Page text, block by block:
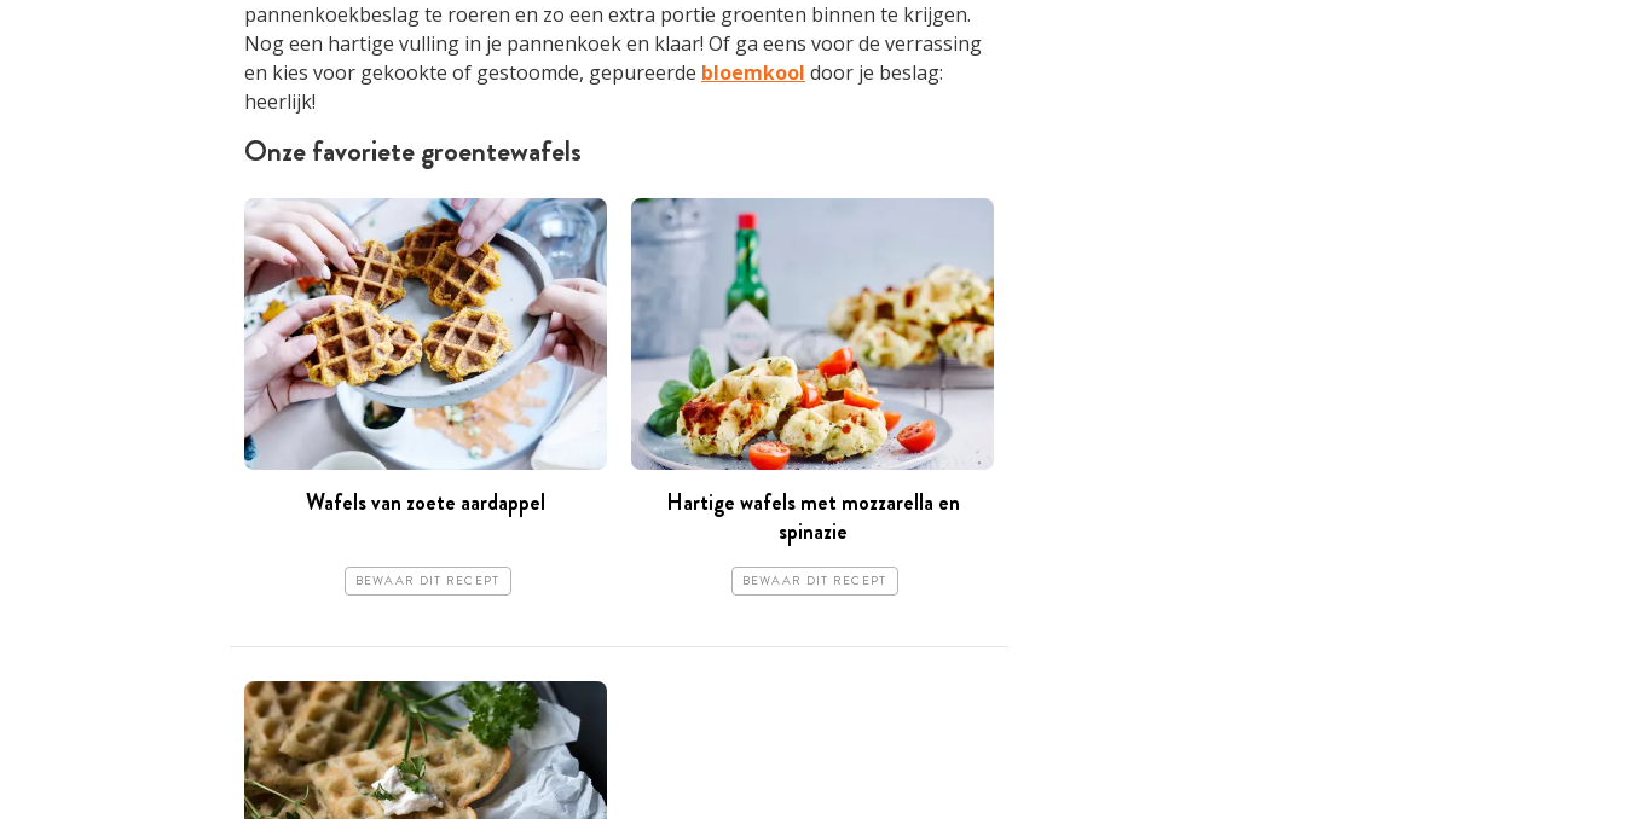
pannenkoekbeslag te roeren en zo een extra portie groenten binnen te krijgen.
Nog een hartige vulling in je pannenkoek en klaar! Of ga eens voor de verrassing
en kies voor gekookte of gestoomde, gepureerde bloemkool door je beslag:
heerlijk!
Onze favoriete groentewafels
Wafels van zoete aardappel
BEWAAR DIT RECEPT
Hartige wafels met mozzarella en
spinazie
BEWAAR DIT RECEPT